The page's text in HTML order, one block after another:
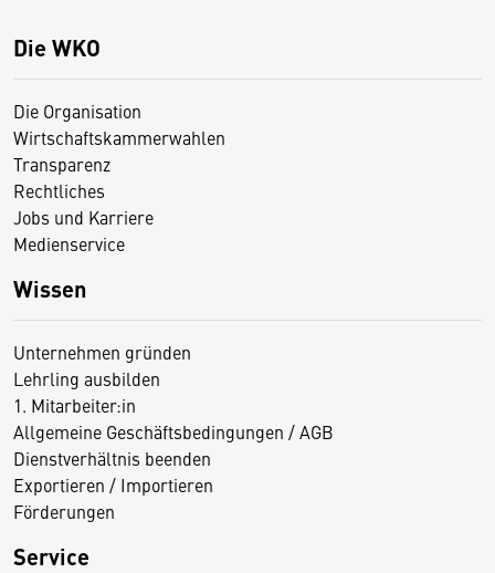
Die WKO
Die Organisation
Wirtschaftskammerwahlen
Transparenz
Rechtliches
Jobs und Karriere
Medienservice
Wissen
Unternehmen gründen
Lehrling ausbilden
1. Mitarbeiter:in
Allgemeine Geschäftsbedingungen / AGB
Dienstverhältnis beenden
Exportieren / Importieren
Förderungen
Service